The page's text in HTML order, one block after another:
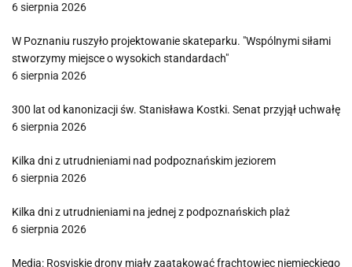
6 sierpnia 2026
W Poznaniu ruszyło projektowanie skateparku. "Wspólnymi siłami
stworzymy miejsce o wysokich standardach"
6 sierpnia 2026
300 lat od kanonizacji św. Stanisława Kostki. Senat przyjął uchwałę
6 sierpnia 2026
Kilka dni z utrudnieniami nad podpoznańskim jeziorem
6 sierpnia 2026
Kilka dni z utrudnieniami na jednej z podpoznańskich plaż
6 sierpnia 2026
Media: Rosyjskie drony miały zaatakować frachtowiec niemieckiego